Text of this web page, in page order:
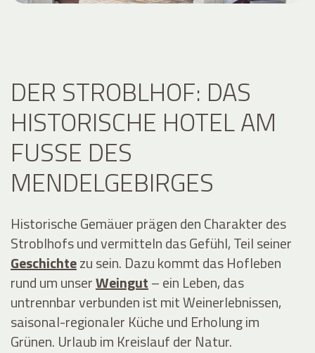
DER STROBLHOF: DAS
HISTORISCHE HOTEL AM
FUSSE DES M
ENDELGEBIRGES
Historische Gemäuer prägen den Charakter des
Stroblhofs und vermitteln das Gefühl, Teil seiner
Geschichtezu sein. Dazu kommt das Hofleben
rund um unserWeingut– ein Leben, das
untrennbar verbunden ist mit Weinerlebnissen,
saisonal-regionaler Küche und Erholung im
Grünen. Urlaub im Kreislauf der Natur.